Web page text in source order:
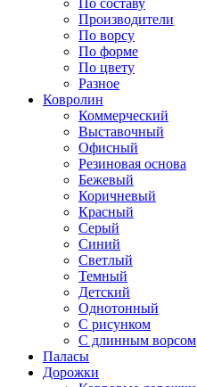
По составу
Производители
По ворсу
По форме
По цвету
Разное
Ковролин
Коммерческий
Выставочный
Офисный
Резиновая основа
Бежевый
Коричневый
Красный
Серый
Синий
Светлый
Темный
Детский
Однотонный
С рисунком
С длинным ворсом
Паласы
Дорожки